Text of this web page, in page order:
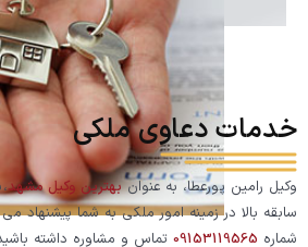
خدمات دعاوی ملکی
وکیل رامین پورعطا، به عنوانبهترین وکیل مشهد،
سابقه بالا در زمینه امور ملکی به شما پیشنهاد
شماره 09153119565 تماس و مشاوره داشته